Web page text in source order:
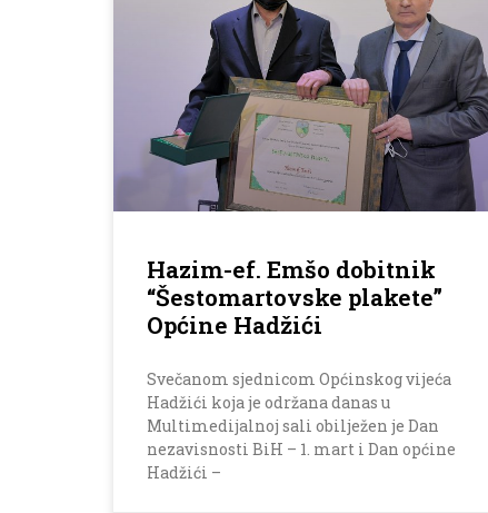
Hazim-ef. Emšo dobitnik
“Šestomartovske plakete”
Općine Hadžići
Svečanom sjednicom Općinskog vijeća
Hadžići koja je održana danas u
Multimedijalnoj sali obilježen je Dan
nezavisnosti BiH – 1. mart i Dan općine
Hadžići –